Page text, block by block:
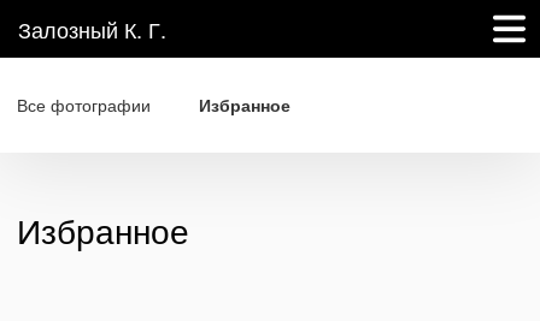
Залозный К. Г.
Все фотографии Избранное
Избранное